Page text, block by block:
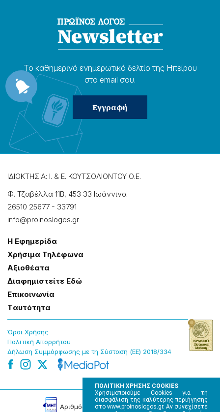
ΠΟΛΙΤΙΚΗ ΧΡΗΣΗΣ COOKIES
Χρησιμοποιούμε Cookies για τη
διασφάλιση της καλύτερης περιήγησης
στο www.proinoslogos.gr. Αν συνεχίσετε
Το καθημερɩνό ενημερωτɩκό δελτίο της Ηπείρου
στο email σου.
ΙΔΙΟΚΤΗΣΙΑ: Ι. & Ε. ΚΟΥΤΣΟΛΙΟΝΤΟΥ Ο.Ε.
Φ. Τζαβέλλα 11Β, 453 33 Ιωάννɩνα
26510 25677 - 33791
info@proinoslogos.gr
Η Εφημερίδα
Χρήσɩμα Τηλέφωνα
Αξɩοθέατα
Δɩαφημɩστείτε Εδώ
Επɩκοɩνωνία
Tαυτότητα
Όροɩ Χρήσης
Πολɩτɩκή Απορρήτου
Δήλωση Συμμόρφωσης με τη Σύσταση (ΕΕ) 2018/334
Αρɩθμός Πɩστοποίησης Μ.Η.Τ. 220242